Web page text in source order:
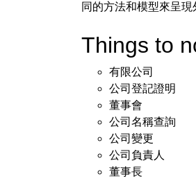
同的方法和模型來呈現
Things to
有限公司
公司登記證明
董事會
公司名稱查詢
公司變更
公司負責人
董事長